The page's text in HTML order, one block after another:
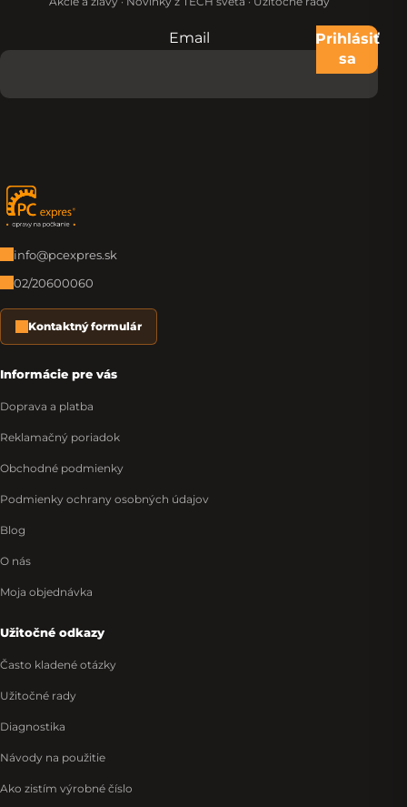
Nevypĺňajte toto pole:
Email
Prihlásiť
sa
Zápätie
info@pcexpres.sk
02/20600060
Kontaktný formulár
Informácie pre vás
Doprava a platba
Reklamačný poriadok
Obchodné podmienky
Podmienky ochrany osobných údajov
Blog
O nás
Moja objednávka
Užitočné odkazy
Často kladené otázky
Užitočné rady
Diagnostika
Návody na použitie
Ako zistím výrobné číslo